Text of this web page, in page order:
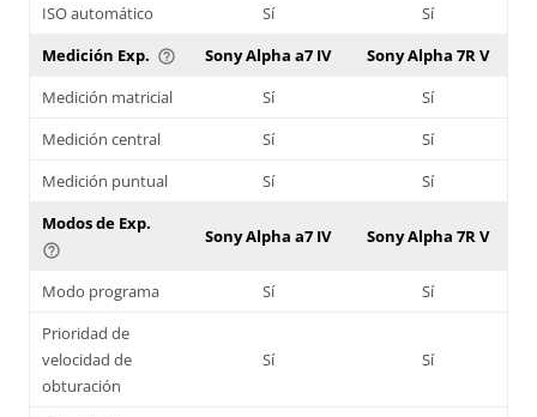
ISO automático Sí
Sí
Medición Exp. help_outline Sony Alpha a7 IV
Sony Alpha 7R V
Medición matricial
Sí
Sí
Medición central
Sí
Sí
Medición puntual
Sí
Sí
Modos de Exp.
help_outline
Sony Alpha a7 IV Sony Alpha 7R V
Modo programa Sí
Sí
Prioridad de
velocidad de
obturación
Sí Sí